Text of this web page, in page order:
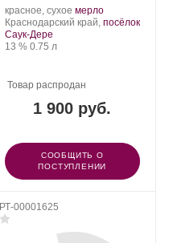
Производитель:
Саук-
Дере.
красное, сухое .
Сорт
мерло.
Регион:
Краснодарский край, посёлок
Саук-Дере
Крепость
13 %. Объем
0.75 л
1 900 руб.
Товар распродан
СООБЩИТЬ О
ПОСТУПЛЕНИИ
РТ-00001625